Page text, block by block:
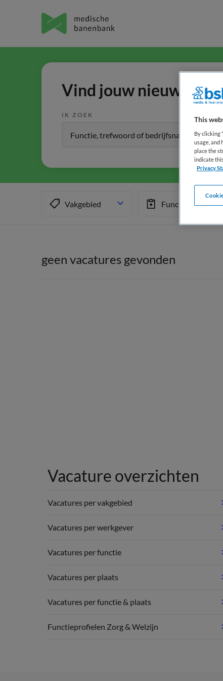
Vind jouw nieuwe
IK ZOEK
Vakgebied Functiegebied
geen vacatures gevonden
Vacature overzichten
Vacatures per vakgebied
Vacatures per werkgever
Vacatures per functie
Vacatures per plaats
Vacatures per functie & plaats
Functieprofielen Zorg & Welzijn
This
By clicking
usage, and
place the
indicate
Privacy